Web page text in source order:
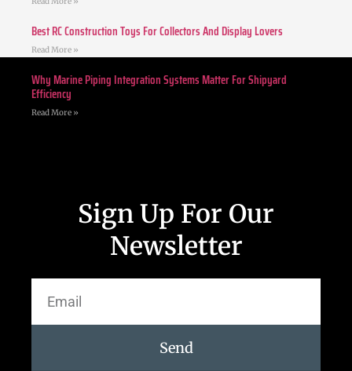
Best RC Construction Toys For Collectors And Display Lovers
Read More »
Why Marine Piping Integration Systems Matter For Shipyard
Efficiency
Read More »
Sign Up For Our
Newsletter
Send